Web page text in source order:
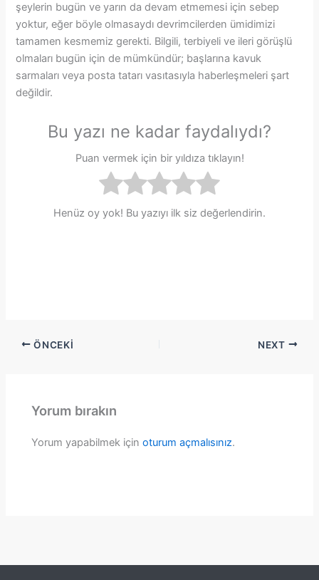
şeylerin bugün ve yarın da devam etmemesi için sebep
yoktur, eğer böyle olmasaydı devrimcilerden ümidimizi
tamamen kesmemiz gerekti. Bilgili, terbiyeli ve ileri görüşlü
olmaları bugün için de mümkündür; başlarına kavuk
sarmaları veya posta tatarı vasıtasıyla haberleşmeleri şart
değildir.
Bu yazı ne kadar faydalıydı?
Puan vermek için bir yıldıza tıklayın!
Henüz oy yok! Bu yazıyı ilk siz değerlendirin.
ÖNCEKI NEXT
Yorum bırakın
Yorum yapabilmek içinoturum açmalısınız.